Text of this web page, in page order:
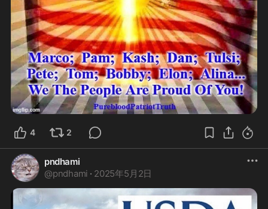
4 2
pndhami
@pndhami · 2025年5月2日